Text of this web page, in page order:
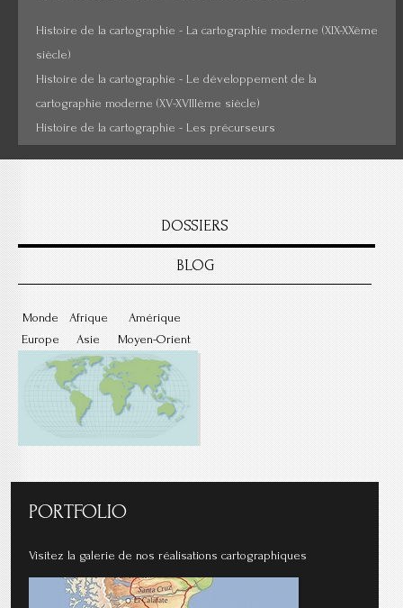
Histoire de la cartographie - La cartographie moderne (XIX-XXème
siècle)
Histoire de la cartographie - Le développement de la
cartographie moderne (XV-XVIIIème siècle)
Histoire de la cartographie - Les précurseurs
DOSSIERS
BLOG
Monde
Europe
Afrique
Asie
Amérique
Moyen-Orient
PORTFOLIO
Visitez la galerie de nos réalisations cartographiques